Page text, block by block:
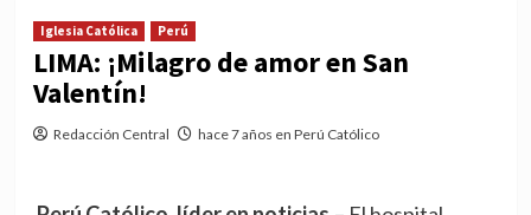
Iglesia Católica Perú
LIMA: ¡Milagro de amor en San
Valentín!
Redacción Central hace 7 años en Perú Católico